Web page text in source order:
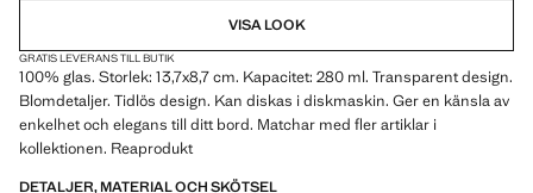
VISA LOOK
GRATIS LEVERANS TILL BUTIK
100% glas. Storlek: 13,7x8,7 cm. Kapacitet: 280 ml. Transparent design.
Blomdetaljer. Tidlös design. Kan diskas i diskmaskin. Ger en känsla av
enkelhet och elegans till ditt bord. Matchar med fler artiklar i
kollektionen. Reaprodukt
DETALJER, MATERIAL OCH SKÖTSEL